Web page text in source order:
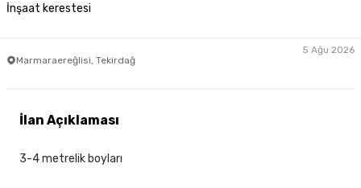
İnşaat kerestesi
Marmaraereğlisi, Tekirdağ
5 Ağu 2026
İlan Açıklaması
3-4 metrelik boyları